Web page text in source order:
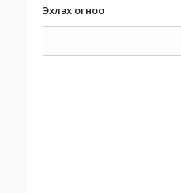
Эхлэх огноо